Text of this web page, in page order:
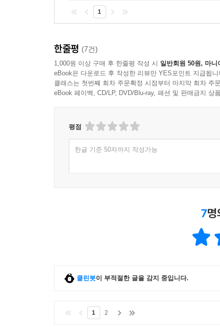
1
한줄평 (7건)
1,000원 이상 구매 후 한줄평 작성 시 일반회원 50원, 마니
eBook은 다운로드 후 작성한 리뷰만 YES포인트 지급됩니
클래스는 첫번째 회차 주문확정 시점부터 마지막 회차 주
eBook 페이백, CD/LP, DVD/Blu-ray, 패션 및 판매금지 상
평점
한글 기준 50자까지 작성가능
7
클린봇이 부적절한 글을 감지 중입니다.
1 2